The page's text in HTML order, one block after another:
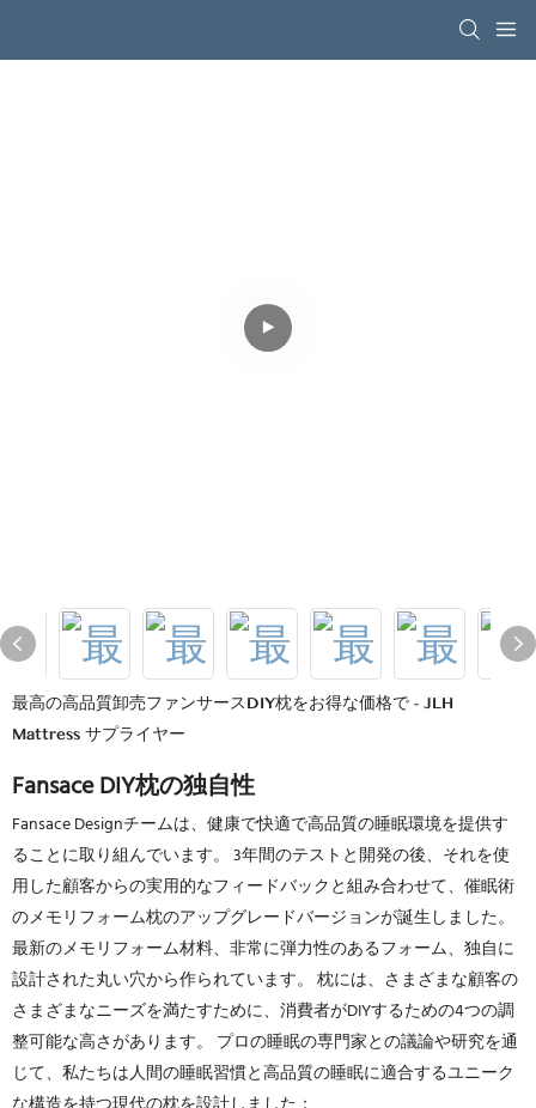
最高の高品質卸売ファンサースDIY枕をお得な価格で - JLH
Mattress サプライヤー
Fansace DIY枕の独自性
Fansace Designチームは、健康で快適で高品質の睡眠環境を提供す
ることに取り組んでいます。 3年間のテストと開発の後、それを使
用した顧客からの実用的なフィードバックと組み合わせて、催眠術
のメモリフォーム枕のアップグレードバージョンが誕生しました。
最新のメモリフォーム材料、非常に弾力性のあるフォーム、独自に
設計された丸い穴から作られています。 枕には、さまざまな顧客の
さまざまなニーズを満たすために、消費者がDIYするための4つの調
整可能な高さがあります。 プロの睡眠の専門家との議論や研究を通
じて、私たちは人間の睡眠習慣と高品質の睡眠に適合するユニーク